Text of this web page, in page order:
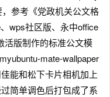
参考《党政机关公文格
wps社区版、永中office
活版制作的标准公文模
mate-wallpaper
能和松下卡片相机加上
简单调色后打包成了系